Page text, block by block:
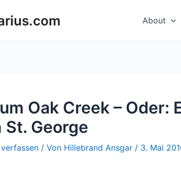
About
Oak Creek – Oder:
St. George
/ Von Hillebrand Ansgar / 3. Mai